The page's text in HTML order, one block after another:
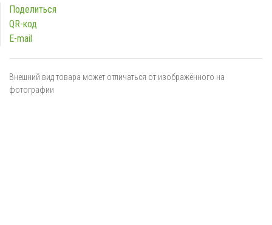
Поделиться
QR-код
E-mail
Внешний вид товара может отличаться от изображённого на
фотографии